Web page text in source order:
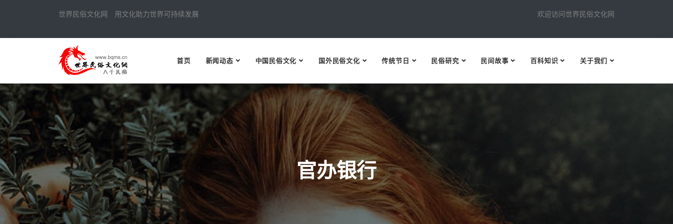
世界民俗文化网 用文化助力世界可持续发展 欢迎访问世界民俗文化网
首页 新闻动态 中国民俗文化 国外民俗文化 传统节日 民俗研究 民间故事 百科知识 关于我们
官办银行